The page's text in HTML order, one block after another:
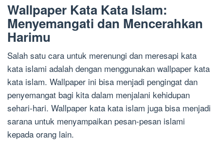
Wallpaper Kata Kata Islam:
Menyemangati dan Mencerahkan
Harimu
Salah satu cara untuk merenungi dan meresapi kata
kata islami adalah dengan menggunakan wallpaper kata
kata islam. Wallpaper ini bisa menjadi pengingat dan
penyemangat bagi kita dalam menjalani kehidupan
sehari-hari. Wallpaper kata kata islam juga bisa menjadi
sarana untuk menyampaikan pesan-pesan islami
kepada orang lain.